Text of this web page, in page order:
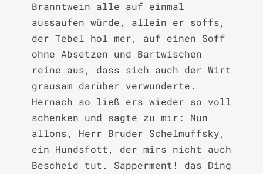
Branntwein alle auf einmal
aussaufen würde, allein er soffs,
der Tebel hol mer, auf einen Soff
ohne Absetzen und Bartwischen
reine aus, dass sich auch der Wirt
grausam darüber verwunderte.
Hernach so ließ ers wieder so voll
schenken und sagte zu mir: Nun
allons, Herr Bruder Schelmuffsky,
ein Hundsfott, der mirs nicht auch
Bescheid tut. Sapperment! das Ding